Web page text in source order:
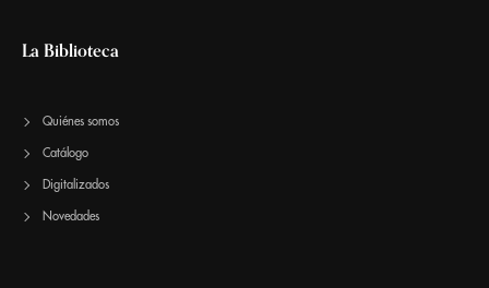
La Biblioteca
Quiénes somos
Catálogo
Digitalizados
Novedades